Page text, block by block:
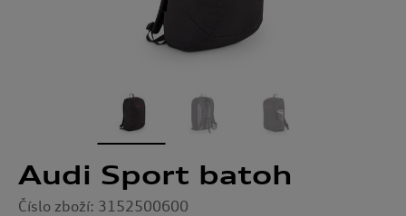
Audi Sport batoh
Číslo zboží: 3152500600